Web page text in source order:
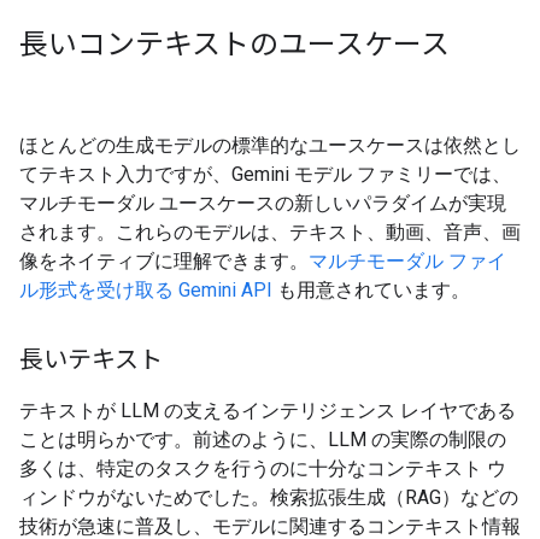
長いコンテキストのユースケース
ほとんどの生成モデルの標準的なユースケースは依然とし
てテキスト入力ですが、Gemini モデル ファミリーでは、
マルチモーダル ユースケースの新しいパラダイムが実現
されます。これらのモデルは、テキスト、動画、音声、画
像をネイティブに理解できます。 マルチモーダル ファイ
ル形式を受け取る Gemini API も用意されています。
長いテキスト
テキストが LLM の支えるインテリジェンス レイヤである
ことは明らかです。前述のように、LLM の実際の制限の
多くは、特定のタスクを行うのに十分なコンテキスト ウ
ィンドウがないためでした。検索拡張生成（RAG）などの
技術が急速に普及し、モデルに関連するコンテキスト情報